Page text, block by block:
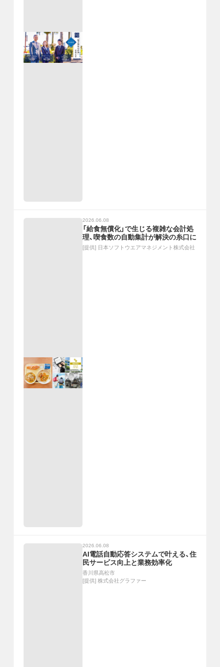
2026.06.08
「給食無償化」で生じる複雑な会計処
理、喫食数の自動集計が解決の糸口に
[提供] 日本ソフトウエアマネジメント株式会社
2026.06.08
AI電話自動応答システムで叶える、住
民サービス向上と業務効率化
香川県高松市
[提供] 株式会社グラファー